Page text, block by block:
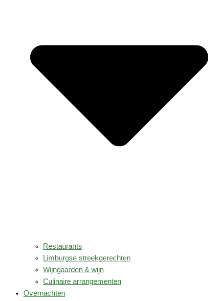
Restaurants
Limburgse streekgerechten
Wijngaarden & wijn
Culinaire arrangementen
Overnachten